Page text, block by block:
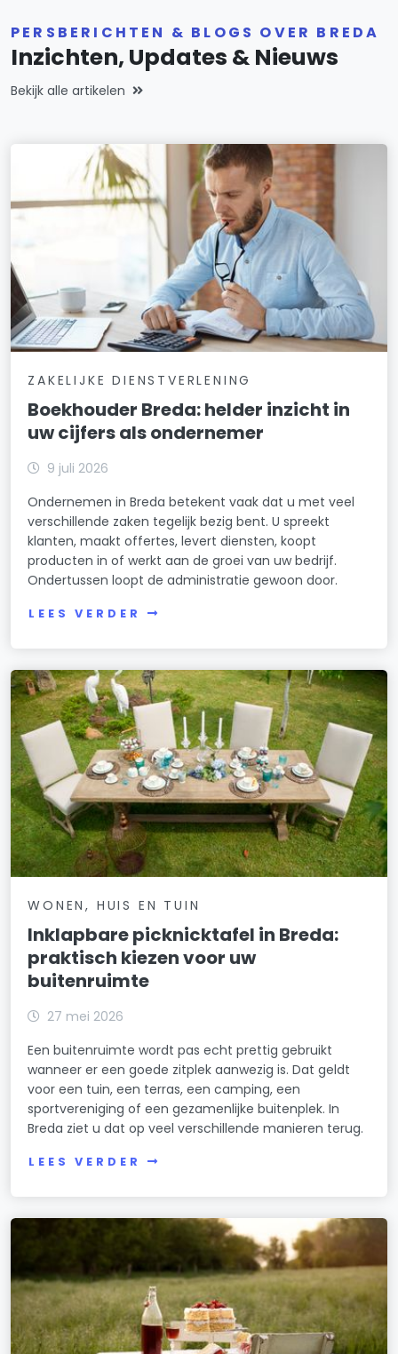
PERSBERICHTEN & BLOGS OVER BREDA
Inzichten, Updates & Nieuws
Bekijk alle artikelen
ZAKELIJKE DIENSTVERLENING
Boekhouder Breda: helder inzicht in
uw cijfers als ondernemer
9 juli 2026
Ondernemen in Breda betekent vaak dat u met veel
verschillende zaken tegelijk bezig bent. U spreekt
klanten, maakt offertes, levert diensten, koopt
producten in of werkt aan de groei van uw bedrijf.
Ondertussen loopt de administratie gewoon door.
LEES VERDER
WONEN, HUIS EN TUIN
Inklapbare picknicktafel in Breda:
praktisch kiezen voor uw
buitenruimte
27 mei 2026
Een buitenruimte wordt pas echt prettig gebruikt
wanneer er een goede zitplek aanwezig is. Dat geldt
voor een tuin, een terras, een camping, een
sportvereniging of een gezamenlijke buitenplek. In
Breda ziet u dat op veel verschillende manieren terug.
LEES VERDER